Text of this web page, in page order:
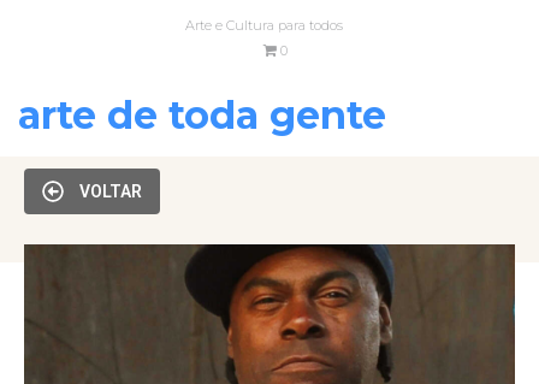
Arte e Cultura para todos
0
arte de toda gente
VOLTAR